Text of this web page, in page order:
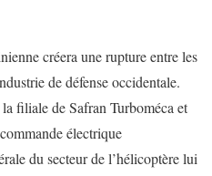
créera une rupture entre les
de défense occidentale.
filiale de Safran Turboméca et
électrique
du secteur de l’hélicoptère lui